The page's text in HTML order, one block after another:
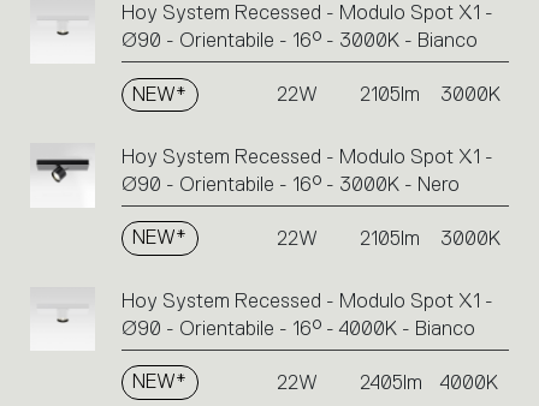
Hoy System Recessed - Modulo Spot X1 -
Ø90 - Orientabile - 16° - 3000K - Bianco
NEW* 22W 2105lm 3000K
Hoy System Recessed - Modulo Spot X1 -
Ø90 - Orientabile - 16° - 3000K - Nero
NEW* 22W 2105lm 3000K
Hoy System Recessed - Modulo Spot X1 -
Ø90 - Orientabile - 16° - 4000K - Bianco
NEW* 22W 2405lm 4000K